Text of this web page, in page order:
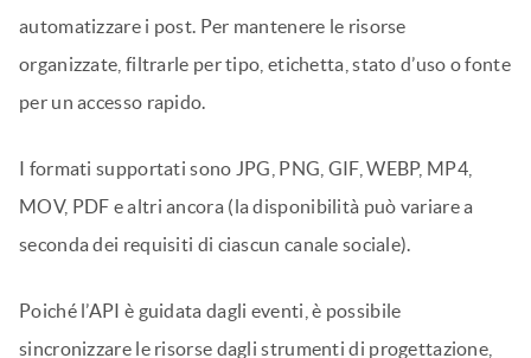
automatizzare i post. Per mantenere le risorse
organizzate, filtrarle per tipo, etichetta, stato d’uso o fonte
per un accesso rapido.
I formati supportati sono JPG, PNG, GIF, WEBP, MP4,
MOV, PDF e altri ancora (la disponibilità può variare a
seconda dei requisiti di ciascun canale sociale).
Poiché l’API è guidata dagli eventi, è possibile
sincronizzare le risorse dagli strumenti di progettazione,